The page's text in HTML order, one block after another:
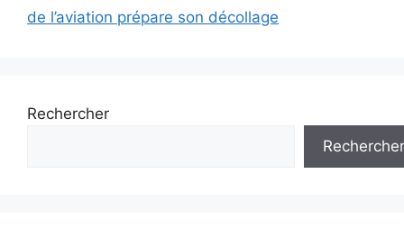
de l’aviation prépare son décollage
Rechercher
Rechercher